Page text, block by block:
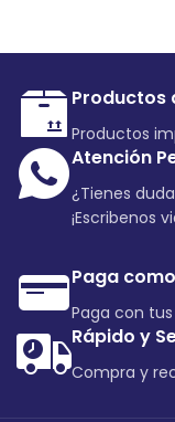
Productos
Productos
Atención
¿Tienes
¡Escribenos
Paga
Paga con
Rápido y
Compra y